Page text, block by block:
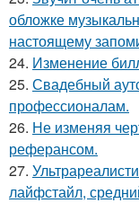
обложке
настоящему
24. Изменение
25. Свадебный
профессионалам.
26. Не изменяя
реферансом.
27.
лайфстайл,